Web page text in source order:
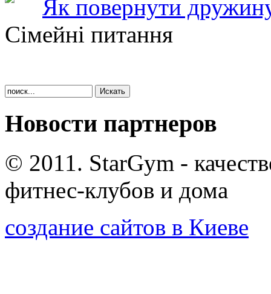
Як повернути
Сімейні питання
Новости партнеров
© 2011. StarGym -
фитнес-клубов и дома
создание сайтов в Киеве